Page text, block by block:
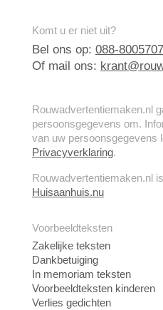
Komt u er niet uit?
Bel ons op: 088-8005707
Of mail ons:
Rouwadvertentiemaken.nl
persoonsgegevens om.
van uw persoonsgegevens
Privacyverklaring.
Rouwadvertentiemaken.nl
Huisaanhuis.nu
Voorbeeldteksten
Zakelijke teksten
Dankbetuiging
In memoriam teksten
Voorbeeldteksten kinderen
Verlies gedichten